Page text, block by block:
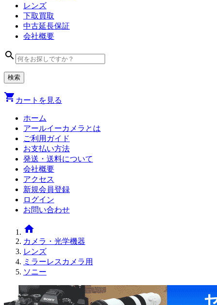
レンズ
下取買取
中古延長保証
会社概要
search
shopping_cart カートを見る
ホーム
アールイーカメラとは
ご利用ガイド
お支払い方法
発送・送料について
会社概要
アクセス
新規会員登録
ログイン
お問い合わせ
home
カメラ・光学機器
レンズ
ミラーレスカメラ用
ソニー